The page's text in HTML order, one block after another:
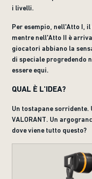
i livelli.
Per esempio, nell'Atto I,
mentre nell'Atto II è
giocatori abbiano la
di speciale progredendo
essere equi.
QUAL È L'IDEA?
Un tostapane sorridente.
VALORANT. Un
dove viene tutto questo?